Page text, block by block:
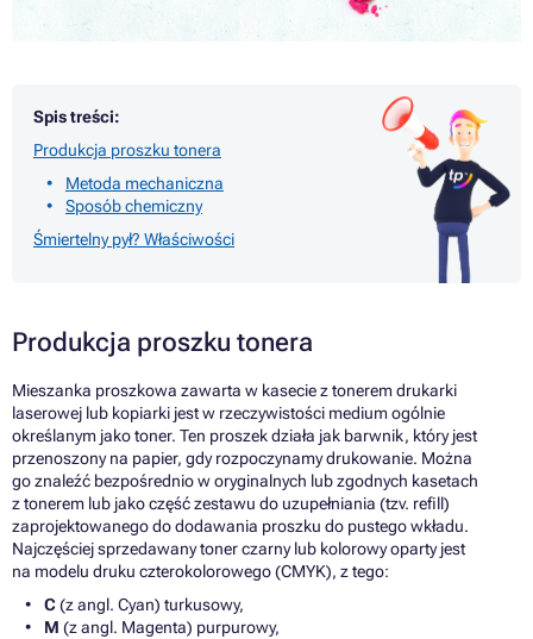
Spis treści:
Produkcja proszku tonera
Metoda mechaniczna
Sposób chemiczny
Śmiertelny pył? Właściwości
Produkcja proszku tonera
Mieszanka proszkowa zawarta w kasecie z tonerem drukarki
laserowej lub kopiarki jest w rzeczywistości medium ogólnie
określanym jako toner. Ten proszek działa jak barwnik, który jest
przenoszony na papier, gdy rozpoczynamy drukowanie. Można
go znaleźć bezpośrednio w oryginalnych lub zgodnych kasetach
z tonerem lub jako część zestawu do uzupełniania (tzv. refill)
zaprojektowanego do dodawania proszku do pustego wkładu.
Najczęściej sprzedawany toner czarny lub kolorowy oparty jest
na modelu druku czterokolorowego (CMYK), z tego:
C (z angl. Cyan) turkusowy,
M (z angl. Magenta) purpurowy,